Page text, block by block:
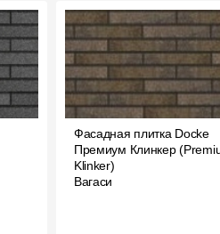
Фасадная плитка Docke
Премиум Клинкер
Klinker)
Вагаси